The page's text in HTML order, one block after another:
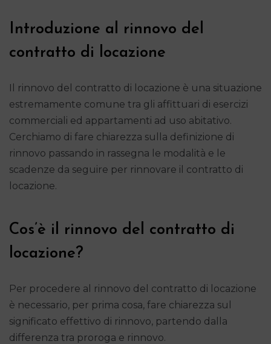
Introduzione al rinnovo del
contratto di locazione
Il rinnovo del contratto di locazione è una situazione
estremamente comune tra gli affittuari di esercizi
commerciali ed appartamenti ad uso abitativo.
Cerchiamo di fare chiarezza sulla definizione di
rinnovo passando in rassegna le modalità e le
scadenze da seguire per rinnovare il contratto di
locazione.
Cos’è il rinnovo del contratto di
locazione?
Per procedere al rinnovo del contratto di locazione
è necessario, per prima cosa, fare chiarezza sul
significato effettivo di rinnovo, partendo dalla
differenza tra proroga e rinnovo.